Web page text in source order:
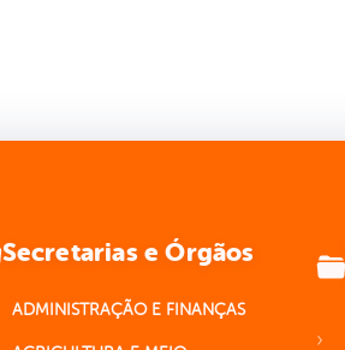
Secretarias e Órgãos
ADMINISTRAÇÃO E FINANÇAS